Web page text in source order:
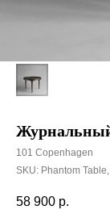
101 Copenhagen
SKU: Phantom
58 900 р.